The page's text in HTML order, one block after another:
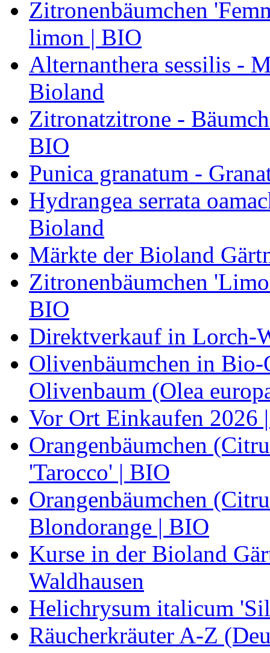
Zitronenbäumchen
limon | BIO
Alternanthera sessilis -
Bioland
Zitronatzitrone -
BIO
Punica granatum -
Hydrangea serrata
Bioland
Märkte der Bioland
Zitronenbäumchen
BIO
Direktverkauf in Lorch-
Olivenbäumchen in Bio-
Olivenbaum (Olea
Vor Ort Einkaufen 2026
Orangenbäumchen
'Tarocco' | BIO
Orangenbäumchen
Blondorange | BIO
Kurse in der Bioland
Waldhausen
Helichrysum italicum
Räucherkräuter A-Z